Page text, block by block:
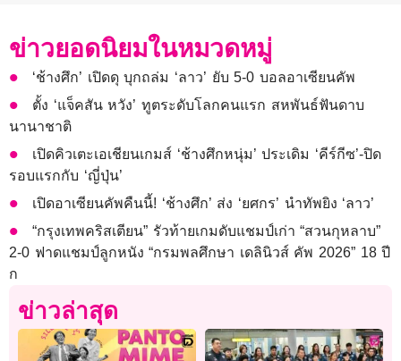
ข่าวยอดนิยมในหมวดหมู่
‘ช้างศึก’ เปิดดุ บุกถล่ม ‘ลาว’ ยับ 5-0 บอลอาเซียนคัพ
ตั้ง ‘แจ็คสัน หวัง’ ทูตระดับโลกคนแรก สหพันธ์ฟันดาบ
นานาชาติ
เปิดคิวเตะเอเชียนเกมส์ ‘ช้างศึกหนุ่ม’ ประเดิม ‘คีร์กีซ’-ปิด
รอบแรกกับ ‘ญี่ปุ่น’
เปิดอาเซียนคัพคืนนี้! ‘ช้างศึก’ ส่ง ‘ยศกร’ นำทัพยิง ‘ลาว’
“กรุงเทพคริสเตียน” รัวท้ายเกมดับแชมป์เก่า “สวนกุหลาบ”
2-0 ฟาดแชมป์ลูกหนัง “กรมพลศึกษา เดลินิวส์ คัพ 2026” 18 ปี
ก
ข่าวล่าสุด